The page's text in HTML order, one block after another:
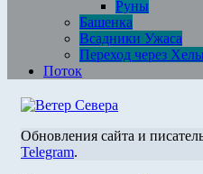
Руны
Башенка
Всадники Ужаса
Переход через
Поток
Обновления сайта и
Telegram.